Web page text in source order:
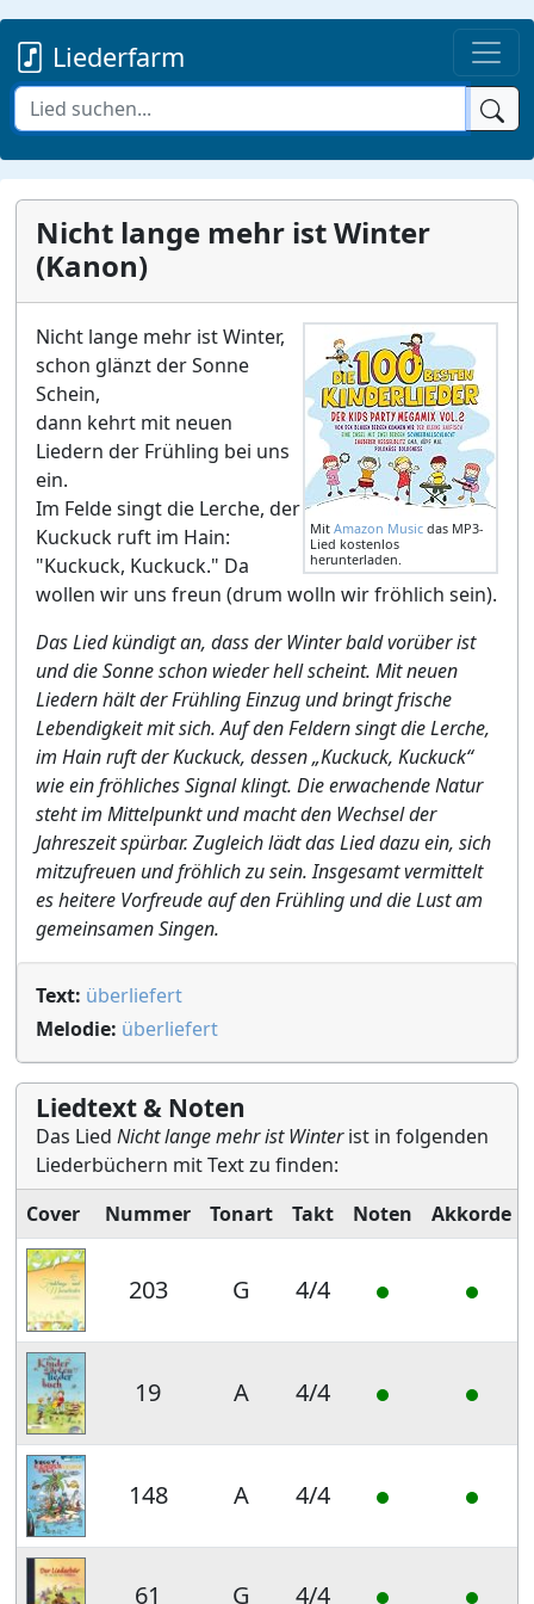
Liederfarm
Nicht lange mehr ist Winter
(Kanon)
Mit Amazon Music das MP3-
Lied kostenlos
herunterladen.
Nicht lange mehr ist Winter,
schon glänzt der Sonne
Schein,
dann kehrt mit neuen
Liedern der Frühling bei uns
ein.
Im Felde singt die Lerche, der
Kuckuck ruft im Hain:
"Kuckuck, Kuckuck." Da
wollen wir uns freun (drum wolln wir fröhlich sein).
Das Lied kündigt an, dass der Winter bald vorüber ist
und die Sonne schon wieder hell scheint. Mit neuen
Liedern hält der Frühling Einzug und bringt frische
Lebendigkeit mit sich. Auf den Feldern singt die Lerche,
im Hain ruft der Kuckuck, dessen „Kuckuck, Kuckuck“
wie ein fröhliches Signal klingt. Die erwachende Natur
steht im Mittelpunkt und macht den Wechsel der
Jahreszeit spürbar. Zugleich lädt das Lied dazu ein, sich
mitzufreuen und fröhlich zu sein. Insgesamt vermittelt
es heitere Vorfreude auf den Frühling und die Lust am
gemeinsamen Singen.
Text: überliefert
Melodie: überliefert
Liedtext & Noten
Das Lied Nicht lange mehr ist Winterist in folgenden
Liederbüchern mit Text zu finden:
Cover
Nummer Tonart Takt Noten Akkorde
203 G 4/4
19 A 4/4
148 A 4/4
61 G 4/4